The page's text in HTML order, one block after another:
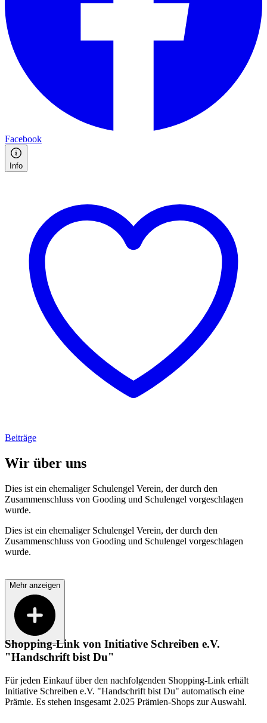
Facebook
Info
Beiträge
Wir über uns
Dies ist ein ehemaliger Schulengel Verein, der durch den
Zusammenschluss von Gooding und Schulengel vorgeschlagen
wurde.
Dies ist ein ehemaliger Schulengel Verein, der durch den
Zusammenschluss von Gooding und Schulengel vorgeschlagen
wurde.
Mehr anzeigen
Shopping-Link von Initiative Schreiben e.V.
"Handschrift bist Du"
Für jeden Einkauf über den nachfolgenden Shopping-Link erhält
Initiative Schreiben e.V. "Handschrift bist Du" automatisch eine
Prämie. Es stehen insgesamt 2.025 Prämien-Shops zur Auswahl.